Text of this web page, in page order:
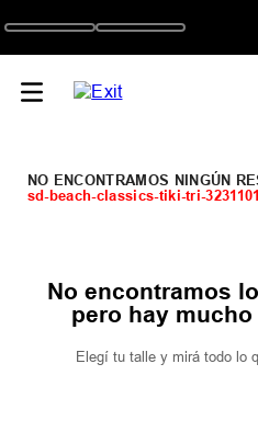
sd-beach-classics-tiki-tri-
No encontramos
pero hay
Elegí tu talle y mirá todo lo